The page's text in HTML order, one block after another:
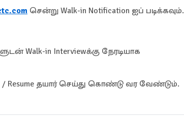
சென்று Walk-in Notification ஐப் படிக்கவும்.
in Interviewக்கு நேரடியாக
Resume தயார் செய்து கொண்டு வர வேண்டும்.